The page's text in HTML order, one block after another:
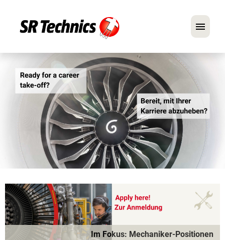
Englisch
Im Fokus: Mechaniker-Positionen
FAQ
Bewerbungstipps
Im Fokus: Mechaniker-Positionen